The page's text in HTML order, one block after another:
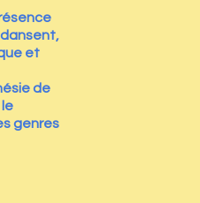
et
de
le
genres